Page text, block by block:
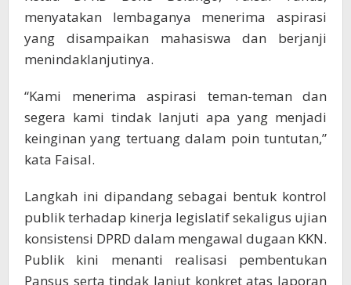
menyatakan lembaganya menerima aspirasi
yang disampaikan mahasiswa dan berjanji
menindaklanjutinya.
“Kami menerima aspirasi teman-teman dan
segera kami tindak lanjuti apa yang menjadi
keinginan yang tertuang dalam poin tuntutan,”
kata Faisal.
Langkah ini dipandang sebagai bentuk kontrol
publik terhadap kinerja legislatif sekaligus ujian
konsistensi DPRD dalam mengawal dugaan KKN.
Publik kini menanti realisasi pembentukan
Pansus serta tindak lanjut konkret atas laporan